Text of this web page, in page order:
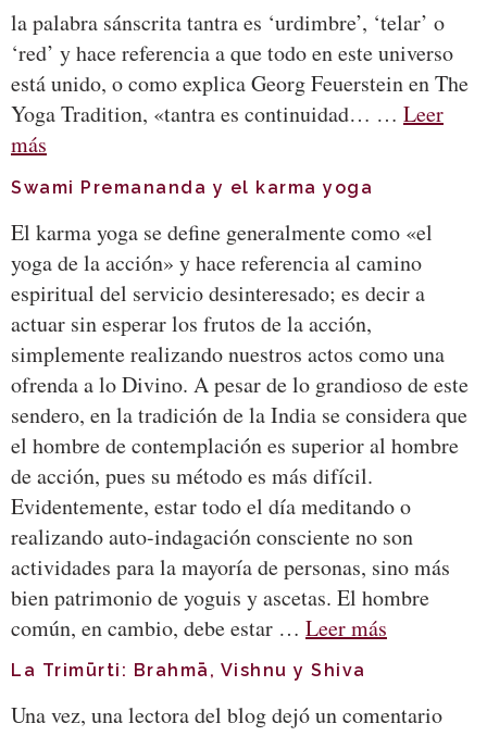
la palabra sánscrita tantra es ‘urdimbre’, ‘telar’ o
‘red’ y hace referencia a que todo en este universo
está unido, o como explica Georg Feuerstein en The
Yoga Tradition, «tantra es continuidad… … Leer
más
Swami Premananda y el karma yoga
El karma yoga se define generalmente como «el
yoga de la acción» y hace referencia al camino
espiritual del servicio desinteresado; es decir a
actuar sin esperar los frutos de la acción,
simplemente realizando nuestros actos como una
ofrenda a lo Divino. A pesar de lo grandioso de este
sendero, en la tradición de la India se considera que
el hombre de contemplación es superior al hombre
de acción, pues su método es más difícil.
Evidentemente, estar todo el día meditando o
realizando auto-indagación consciente no son
actividades para la mayoría de personas, sino más
bien patrimonio de yoguis y ascetas. El hombre
común, en cambio, debe estar … Leer más
La Trimūrti: Brahmā, Vishnu y Shiva
Una vez, una lectora del blog dejó un comentario